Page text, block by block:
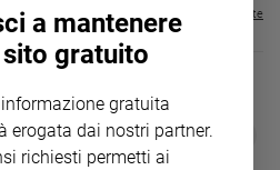
Visualizza tutte le riviste
DIARIO G 2026-27
€ 8,90
- € 8,90
COLLANA
a mantenere
gratuito
gratuita
erogata dai nostri partner.
richiesti permetti ai